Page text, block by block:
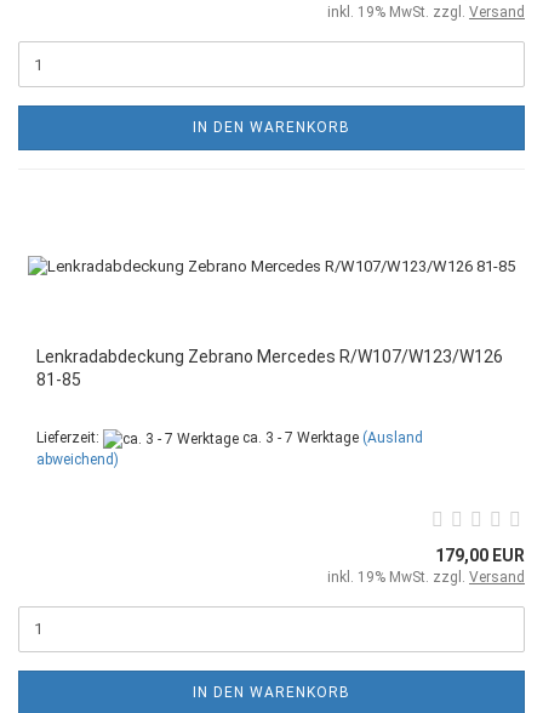
inkl. 19% MwSt. zzgl. Versand
IN DEN WARENKORB
Lenkradabdeckung Zebrano Mercedes R/W107/W123/W126
81-85
Lieferzeit: ca. 3 - 7 Werktage (Ausland
abweichend)
179,00 EUR
inkl. 19% MwSt. zzgl. Versand
IN DEN WARENKORB